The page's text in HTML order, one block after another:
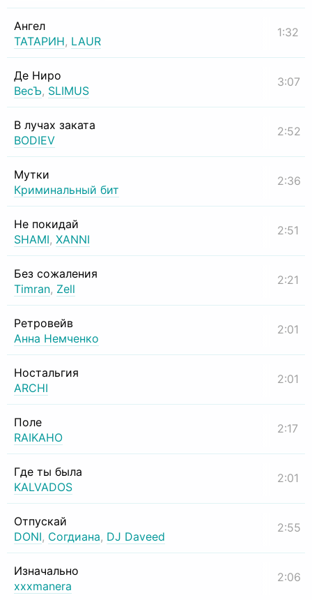
Ангел
ТАТАРИН, LAUR
1:32
Де Ниро
ВесЪ, SLIMUS
3:07
В лучах заката
BODIEV
2:52
Мутки
Криминальный бит
2:36
Не покидай
SHAMI, XANNI
2:51
Без сожаления
Timran, Zell
2:21
Ретровейв
Анна Немченко
2:01
Ностальгия
ARCHI
2:01
Поле
RAIKAHO
2:17
Где ты была
KALVADOS
2:01
Отпускай
DONI, Согдиана, DJ Daveed
2:55
Изначально
xxxmanera
2:06